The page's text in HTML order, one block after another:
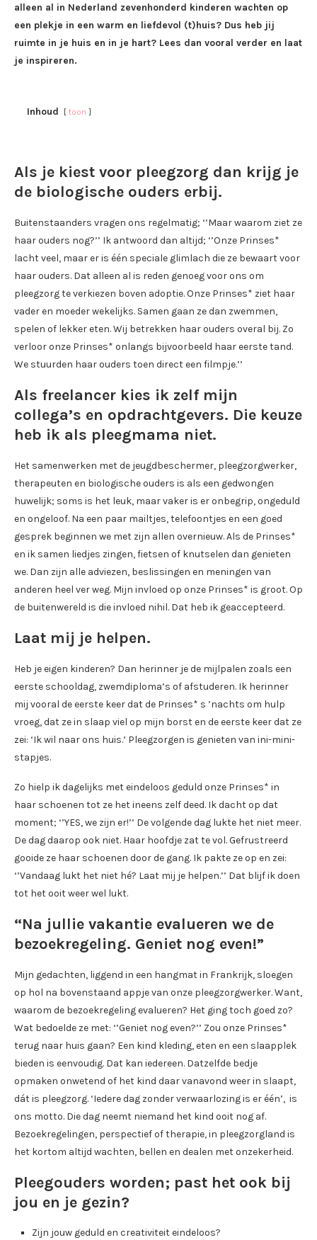
alleen al in Nederland zevenhonderd kinderen wachten op
een plekje in een warm en liefdevol (t)huis? Dus heb jij
ruimte in je huis en in je hart? Lees dan vooral verder en laat
je inspireren.
Inhoud toon
Als je kiest voor pleegzorg dan krijg je
de biologische ouders erbij.
Buitenstaanders vragen ons regelmatig; ‘’Maar waarom ziet ze
haar ouders nog?’’ Ik antwoord dan altijd; ‘’Onze Prinses*
lacht veel, maar er is één speciale glimlach die ze bewaart voor
haar ouders. Dat alleen al is reden genoeg voor ons om
pleegzorg te verkiezen boven adoptie. Onze Prinses* ziet haar
vader en moeder wekelijks. Samen gaan ze dan zwemmen,
spelen of lekker eten. Wij betrekken haar ouders overal bij. Zo
verloor onze Prinses* onlangs bijvoorbeeld haar eerste tand.
We stuurden haar ouders toen direct een filmpje.’’
Als freelancer kies ik zelf mijn
collega’s en opdrachtgevers. Die keuze
heb ik als pleegmama niet.
Het samenwerken met de jeugdbeschermer, pleegzorgwerker,
therapeuten en biologische ouders is als een gedwongen
huwelijk; soms is het leuk, maar vaker is er onbegrip, ongeduld
en ongeloof. Na een paar mailtjes, telefoontjes en een goed
gesprek beginnen we met zijn allen overnieuw. Als de Prinses*
en ik samen liedjes zingen, fietsen of knutselen dan genieten
we. Dan zijn alle adviezen, beslissingen en meningen van
anderen heel ver weg. Mijn invloed op onze Prinses* is groot. Op
de buitenwereld is die invloed nihil. Dat heb ik geaccepteerd.
Laat mij je helpen.
Heb je eigen kinderen? Dan herinner je de mijlpalen zoals een
eerste schooldag, zwemdiploma’s of afstuderen. Ik herinner
mij vooral de eerste keer dat de Prinses* s ’nachts om hulp
vroeg, dat ze in slaap viel op mijn borst en de eerste keer dat ze
zei: ‘Ik wil naar ons huis.’ Pleegzorgen is genieten van ini-mini-
stapjes.
Zo hielp ik dagelijks met eindeloos geduld onze Prinses* in
haar schoenen tot ze het ineens zelf deed. Ik dacht op dat
moment; ‘’YES, we zijn er!’’ De volgende dag lukte het niet meer.
De dag daarop ook niet. Haar hoofdje zat te vol. Gefrustreerd
gooide ze haar schoenen door de gang. Ik pakte ze op en zei:
‘’Vandaag lukt het niet hé? Laat mij je helpen.’’ Dat blijf ik doen
tot het ooit weer wel lukt.
“Na jullie vakantie evalueren we de
bezoekregeling. Geniet nog even!”
Mijn gedachten, liggend in een hangmat in Frankrijk, sloegen
op hol na bovenstaand appje van onze pleegzorgwerker. Want,
waarom de bezoekregeling evalueren? Het ging toch goed zo?
Wat bedoelde ze met: ‘’Geniet nog even?’’ Zou onze Prinses*
terug naar huis gaan? Een kind kleding, eten en een slaapplek
bieden is eenvoudig. Dat kan iedereen. Datzelfde bedje
opmaken onwetend of het kind daar vanavond weer in slaapt,
dát is pleegzorg. ‘Iedere dag zonder verwaarlozing is er één’, is
ons motto. Die dag neemt niemand het kind ooit nog af.
Bezoekregelingen, perspectief of therapie, in pleegzorgland is
het kortom altijd wachten, bellen en dealen met onzekerheid.
Pleegouders worden; past het ook bij
jou en je gezin?
Zijn jouw geduld en creativiteit eindeloos?